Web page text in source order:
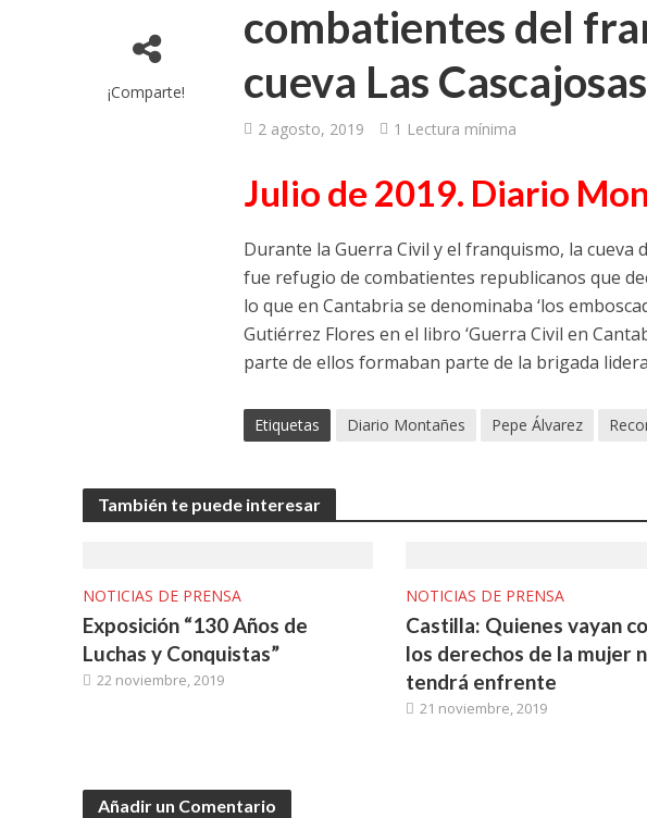
¡Comparte!
combatientes del
cueva Las Cascajosas
2 agosto, 2019 1 Lectura mínima
Julio de 2019. Diario
Durante la Guerra Civil y el franquismo, la cueva
fue refugio de combatientes republicanos que
lo que en Cantabria se denominaba ‘los
Gutiérrez Flores en el libro ‘Guerra Civil en
parte de ellos formaban parte de la brigada
Etiquetas Diario Montañes Pepe Álvarez
También te puede interesar
NOTICIAS DE PRENSA
Exposición “130 Años de
Luchas y Conquistas”
22 noviembre, 2019
NOTICIAS DE PRENSA
Castilla: Quienes vayan
los derechos de la mujer
tendrá enfrente
21 noviembre, 2019
Añadir un Comentario